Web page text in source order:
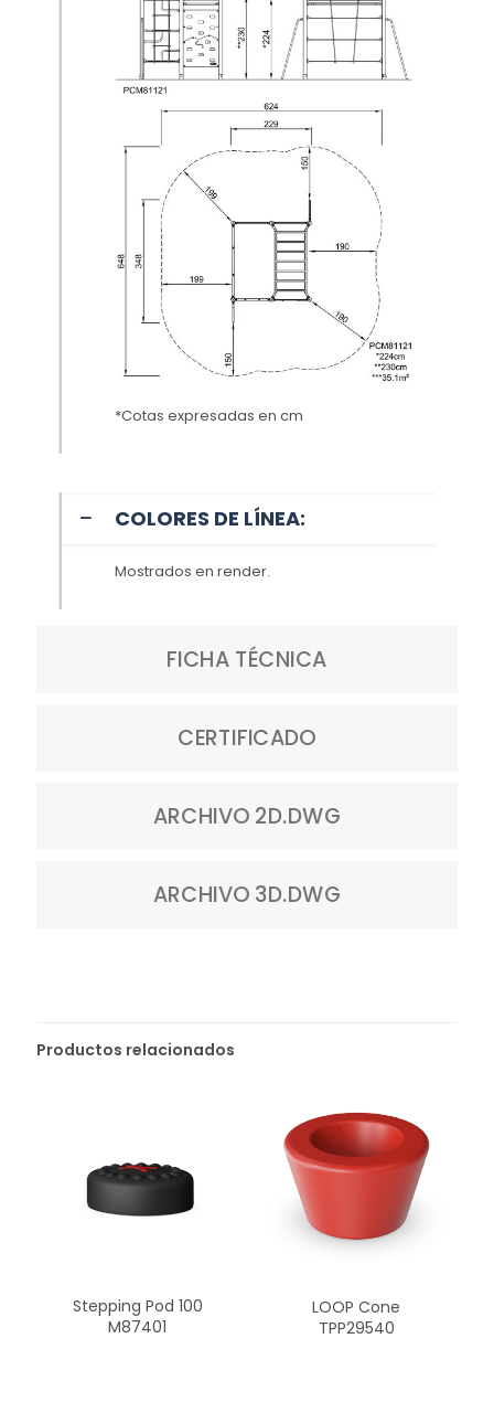
*Cotas expresadas en cm
COLORES DE LÍNEA:
Mostrados en render.
FICHA TÉCNICA
CERTIFICADO
ARCHIVO 2D.DWG
ARCHIVO 3D.DWG
Productos relacionados
Stepping Pod 100
M87401
LOOP Cone
TPP29540